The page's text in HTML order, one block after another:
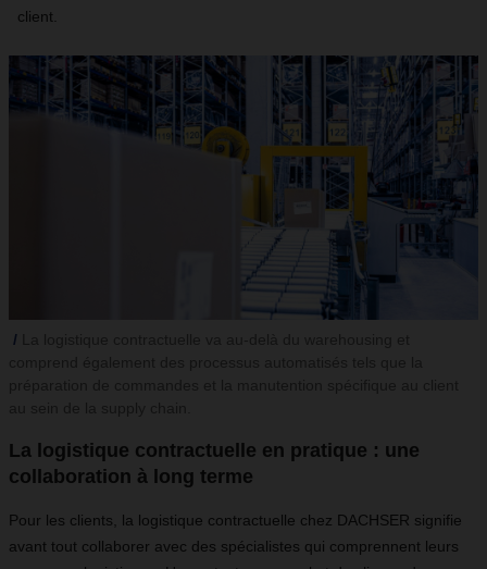
client.
La logistique contractuelle en pratique : une
collaboration à long terme
Pour les clients, la logistique contractuelle chez DACHSER signifie
avant tout collaborer avec des spécialistes qui comprennent leurs